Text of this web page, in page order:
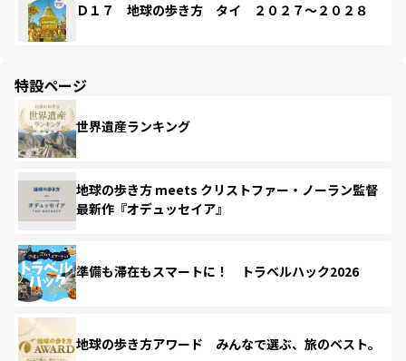
Ｄ１７ 地球の歩き方 タイ ２０２７～２０２８
特設ページ
世界遺産ランキング
地球の歩き方 meets クリストファー・ノーラン監督
最新作『オデュッセイア』
準備も滞在もスマートに！ トラベルハック2026
地球の歩き方アワード みんなで選ぶ、旅のベスト。